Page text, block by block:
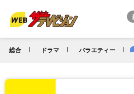
総合 ドラマ バラエティー